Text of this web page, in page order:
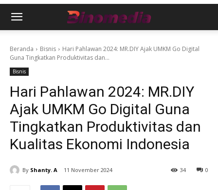
Beranda Bisnis
Hari Pahlawan 2024: MR.DIY Ajak UMKM Go Digital
Guna Tingkatkan Produktivitas dan...
Bisnis
Hari Pahlawan 2024: MR.DIY
Ajak UMKM Go Digital Guna
Tingkatkan Produktivitas dan
Kualitas Ekonomi Indonesia
By Shanty. A 11 November 2024 0
34